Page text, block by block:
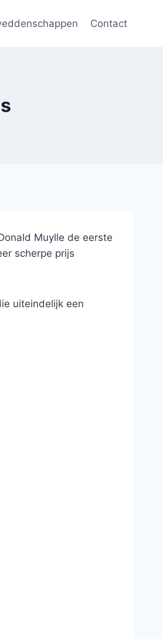
Contact
Muylle de eerste
scherpe prijs
uiteindelijk een